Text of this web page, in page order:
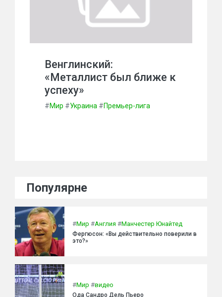
Венглинский:
«Металлист был ближе к
успеху»
#Мир #Украина #Премьер-лига
Популярне
#Мир #Англия #Манчестер Юнайтед
Фергюсон: «Вы действительно поверили в
это?»
#Мир #видео
Ода Сандро Дель Пьеро